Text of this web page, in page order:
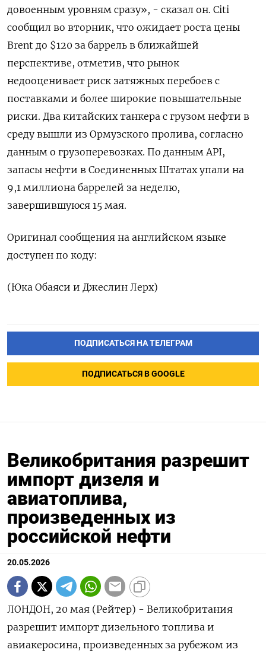
довоенным уровням сразу», - сказал ​он. Citi
сообщил во вторник, что ожидает роста цены
Brent до $120 за баррель в ближайшей
перспективе, отметив, что рынок
недооценивает риск затяжных перебоев с
поставками и более широкие повышательные
риски. Два китайских танкера с грузом ​нефти в
среду ⁠вышли из Ормузского пролива, согласно
данным о грузоперевозках. По данным API,
запасы ‌нефти в Соединенных Штатах упали на
‌9,1 миллиона баррелей за неделю,
завершившуюся 15 мая.
Оригинал сообщения ​на английском языке
доступен по коду:
(Юка ‌Обаяси и Джеслин Лерх)
ПОДПИСАТЬСЯ НА ТЕЛЕГРАМ
ПОДПИСАТЬСЯ В GOOGLE
Великобритания разрешит
импорт дизеля и
авиатоплива,
произведенных из
российской нефти
20.05.2026
ЛОНДОН, 20 мая (Рейтер) - Великобритания
разрешит импорт дизельного топлива и
авиакеросина, произведенных ‌за рубежом из